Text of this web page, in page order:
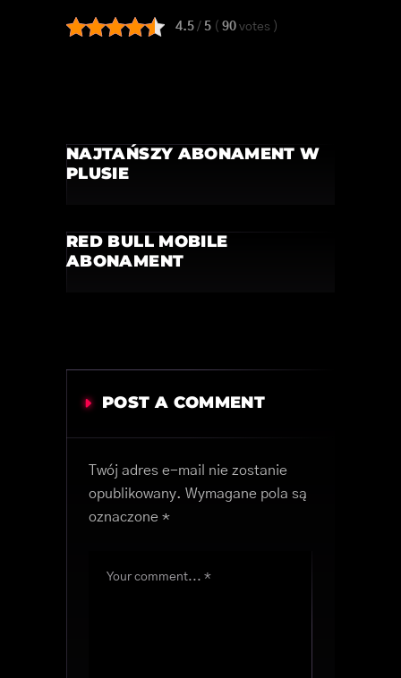
4.5 / 5 ( 90 votes )
NAJTAŃSZY ABONAMENT W
PLUSIE
RED BULL MOBILE
ABONAMENT
POST A COMMENT
Twój adres e-mail nie zostanie
opublikowany. Wymagane pola są
oznaczone *